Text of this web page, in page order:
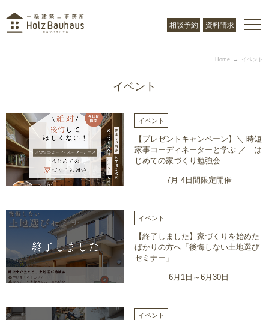
相談予約 資料請求
Home イベント
イベント
イベント
【プレゼントキャンペーン】＼ 時短
家事コーディネーターと学ぶ ／ は
じめての家づくり勉強会
7月 4日間限定開催
イベント
【終了しました】家づくりを始めた
ばかりの方へ「後悔しない土地選び
セミナー」
6月1日～6月30日
イベント